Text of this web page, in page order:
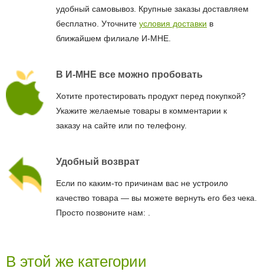
удобный самовывоз. Крупные заказы доставляем
бесплатно. Уточните условия доставки в
ближайшем филиале И-МНЕ.
В И-МНЕ все можно пробовать
Хотите протестировать продукт перед покупкой?
Укажите желаемые товары в комментарии к
заказу на сайте или по телефону.
Удобный возврат
Если по каким-то причинам вас не устроило
качество товара — вы можете вернуть его без чека.
Просто позвоните нам:
В этой же категории